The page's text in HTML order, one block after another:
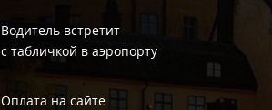
Водитель встретит
с табличкой в аэропорту
Оплата на сайте